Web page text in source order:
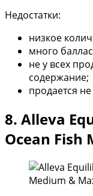
Недостатки:
низкое
много
не у всех
содержание;
продается не
8. Alleva
Ocean Fish